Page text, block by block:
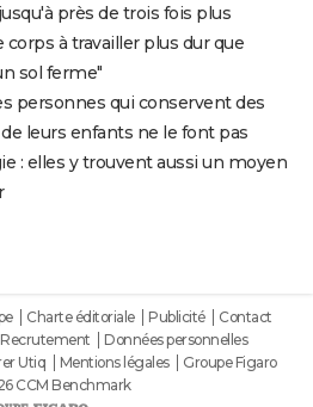
près de trois fois plus
corps à travailler plus dur que
sol ferme"
personnes qui conservent des
leurs enfants ne le font pas
: elles y trouvent aussi un moyen
Charte éditoriale Publicité
Contact
Recrutement
Données personnelles
Utiq Mentions légales
Groupe Figaro
CCM Benchmark